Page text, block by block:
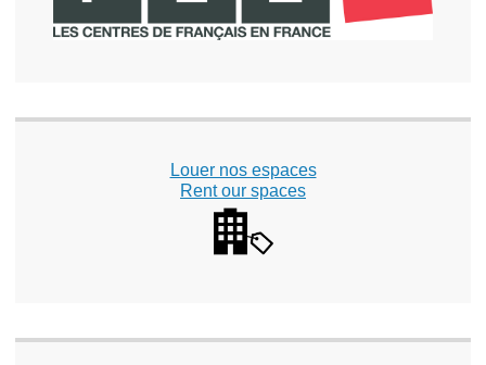
Louer nos espaces
Rent our spaces